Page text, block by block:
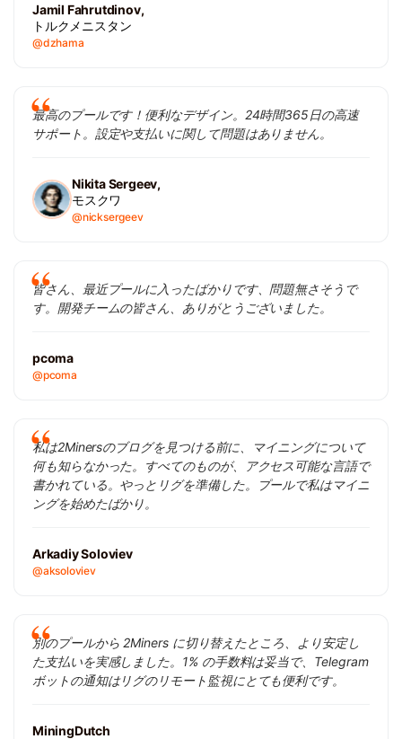
Jamil Fahrutdinov,
トルクメニスタン
@dzhama
最高のプールです！便利なデザイン。24時間365日の高速
サポート。設定や支払いに関して問題はありません。
Nikita Sergeev,
モスクワ
@nicksergeev
皆さん、最近プールに入ったばかりです、問題無さそうで
す。開発チームの皆さん、ありがとうございました。
pcoma
@pcoma
私は2Minersのブログを見つける前に、マイニングについて
何も知らなかった。すべてのものが、アクセス可能な言語で
書かれている。やっとリグを準備した。プールで私はマイニ
ングを始めたばかり。
Arkadiy Soloviev
@aksoloviev
別のプールから 2Miners に切り替えたところ、より安定し
た支払いを実感しました。1% の手数料は妥当で、Telegram
ボットの通知はリグのリモート監視にとても便利です。
MiningDutch